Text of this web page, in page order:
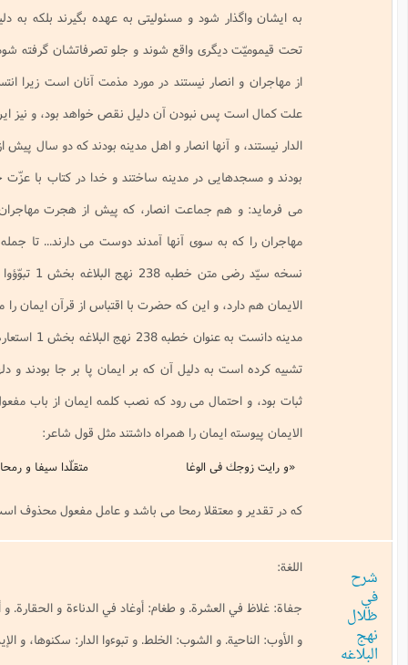
شود و مسئوليتى به عهده بگيرند بلكه به دليل كودنى و كم خردى شان بايد
واقع شوند و جلو تصرفاتشان گرفته شود و اين كه مى فرمايد: اين مردم
نيستند در مورد مذمت آنان است زيرا انتساب به مهاجران و انصار خودش
نبودن آن دليل نقص خواهد بود، و نيز اين كه ايشان از جمله الذين تبوّؤوا
آنها انصار و اهل مدينه بودند كه دو سال پيش از هجرت پيغمبر اكرم اسلام آورده
در مدينه ساختند و خدا در كتاب با عزّت خود قرآن آنان را ستوده و چنين
جماعت انصار، كه پيش از هجرت مهاجران، مدينه را خانه ايمان كردند، و
به سوى آنها آمدند دوست مى دارند... تا جمله«فَأُولئِكَ هُمُ الْمُفْلِحُونَ«»»، در
نسخه سيّد رضى متن خطبه 238 نهج البلاغه بخش 1 تبوّؤوا الدار، است ولى در بقيه نسخ و
و اين كه حضرت با اقتباس از قرآن ايمان را مسكن و اقامتگاه مؤمنان نخستين
مدينه دانست به عنوان خطبه 238 نهج البلاغه بخش 1 استعاره ذكر شده زيرا ايمان را به منزل
به دليل آن كه بر ايمان پا بر جا بودند و دلهايشان به سبب آن با آرامش و
مى رود كه نصب كلمه ايمان از باب مفعول فعل محذوف باشد يعنى لازموا
ايمان را همراه داشتند مثل قول شاعر:
متقلّدا سيفا و رمحا»«»
رمحا مى باشد و عامل مفعول محذوف است.
و طغام: أوغاد في الدناءة و الحقارة. و أقزام: أراذل في اللؤم و الخساسة.
و الشوب: الخلط. و تبوءوا الدار: سكنوها، و الإيمان: ثبتوا عليه.